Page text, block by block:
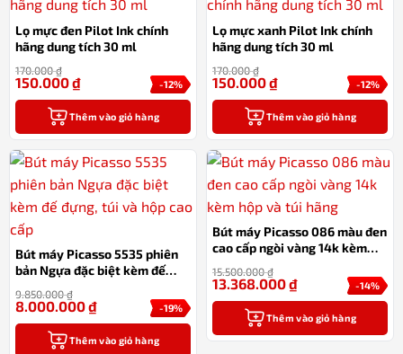
Lọ mực đen Pilot Ink chính
hãng dung tích 30 ml
170.000₫
-12%
150.000₫
Thêm vào giỏ hàng
Lọ mực xanh Pilot Ink chính
hãng dung tích 30 ml
170.000₫
-12%
150.000₫
Thêm vào giỏ hàng
Bút máy Picasso 5535 phiên
bản Ngựa đặc biệt kèm đế
9.850.000₫
-19%
8.000.000₫
Thêm vào giỏ hàng
Bút máy Picasso 086 màu đen
cao cấp ngòi vàng 14k kèm
15.500.000₫
-14%
13.368.000₫
Thêm vào giỏ hàng